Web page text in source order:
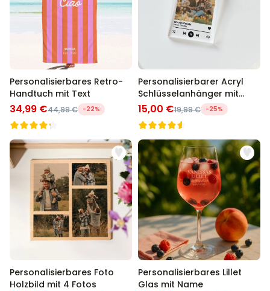
Personalisierbares Retro-
Handtuch mit Text
34,99 €44,99 € -22%
Personalisierbarer Acryl
Schlüsselanhänger mit
Foto und Song
15,00 €19,99 € -25%
Personalisierbares Foto
Holzbild mit 4 Fotos
Personalisierbares Lillet
Glas mit Name